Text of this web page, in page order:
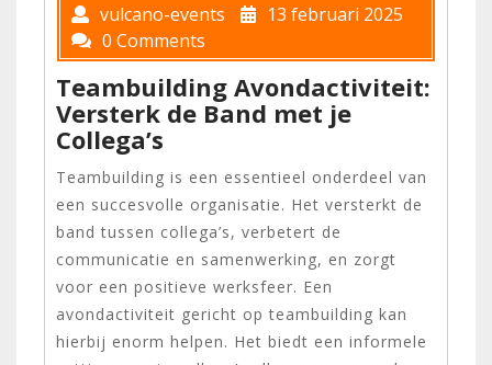
vulcano-events
13 februari 2025
0 Comments
Teambuilding Avondactiviteit:
Versterk de Band met je
Collega’s
Teambuilding is een essentieel onderdeel van
een succesvolle organisatie. Het versterkt de
band tussen collega’s, verbetert de
communicatie en samenwerking, en zorgt
voor een positieve werksfeer. Een
avondactiviteit gericht op teambuilding kan
hierbij enorm helpen. Het biedt een informele